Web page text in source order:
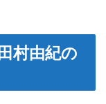
村由紀の